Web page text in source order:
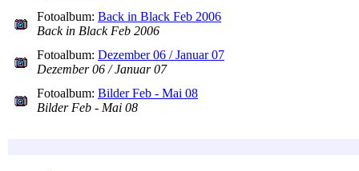
Fotoalbum: Back in Black Feb 2006
Back in Black Feb 2006
Fotoalbum: Dezember 06 / Januar 07
Dezember 06 / Januar 07
Fotoalbum: Bilder Feb - Mai 08
Bilder Feb - Mai 08